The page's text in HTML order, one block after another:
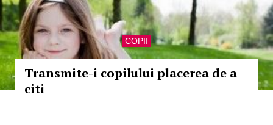
COPII
Transmite-i copilului placerea de a
citi